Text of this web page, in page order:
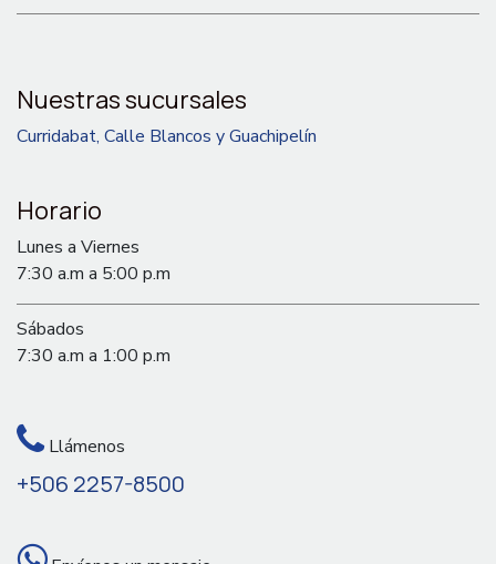
Nuestras sucursales
Curridabat, Calle Blancos y Guachipelín
Horario
Lunes a Viernes
7:30 a.m a 5:00 p.m
Sábados
7:30 a.m a 1:00 p.m
Llámenos
+506 2257-8500